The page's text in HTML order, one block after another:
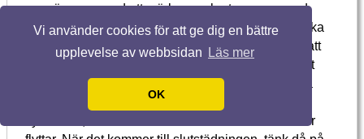
Vi använder cookies för att ge dig en bättre
upplevelse av webbsidan
Läs mer
OK
man är noga med att märka upp kartongerna med
ömtåligt och vilket rum de tillhör. Se till att inte packa
ned sådant du kommer behöva. Det är också bra att
se till att ha en flyttväska där du kan stoppa ner det
sista från exempelvis badrummet. Borsta tänderna
vill man gärna göra även på flyttdagen. Boka din
flyttbil i tid, framför allt om det är i tider då studenter